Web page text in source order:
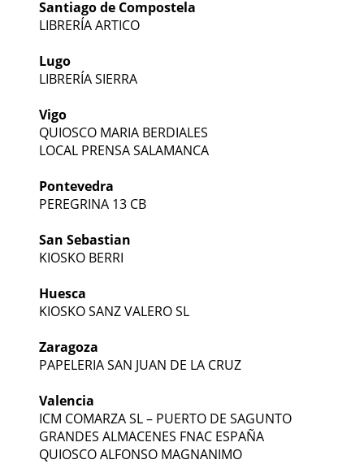
Santiago de Compostela
LIBRERÍA ARTICO
Lugo
LIBRERÍA SIERRA
Vigo
QUIOSCO MARIA BERDIALES
LOCAL PRENSA SALAMANCA
Pontevedra
PEREGRINA 13 CB
San Sebastian
KIOSKO BERRI
Huesca
KIOSKO SANZ VALERO SL
Zaragoza
PAPELERIA SAN JUAN DE LA CRUZ
Valencia
ICM COMARZA SL – PUERTO DE SAGUNTO
GRANDES ALMACENES FNAC ESPAÑA
QUIOSCO ALFONSO MAGNANIMO